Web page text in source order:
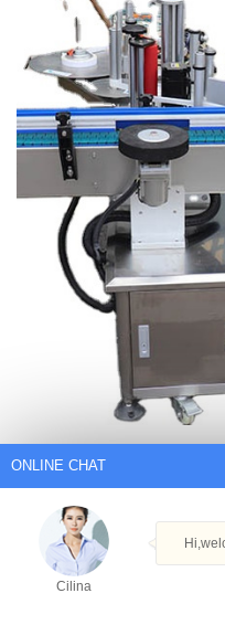
Kāda ir labākā
vecās uzlīmes?
Kāda veida līmi vai līmi es
pēc tam, kad tās ir notīrītas un
izmēģinājis šķidro cementu,
Cilina